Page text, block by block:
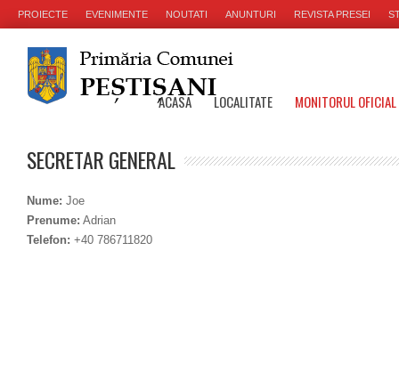
PROIECTE EVENIMENTE NOUTATI ANUNTURI REVISTA PRESEI
ACASA LOCALITATE MONITORUL
SECRETAR GENERAL
Nume: Joe
Prenume: Adrian
Telefon: +40 786711820